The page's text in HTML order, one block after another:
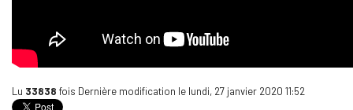
Lu 33838 fois Dernière modification le lundi, 27 janvier 2020 11:52